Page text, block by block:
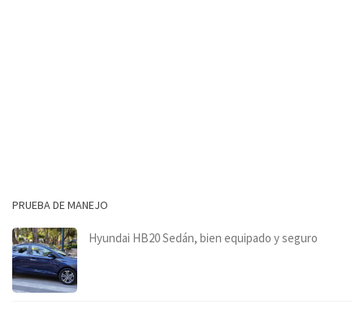
PRUEBA DE MANEJO
Hyundai HB20 Sedán, bien equipado y seguro